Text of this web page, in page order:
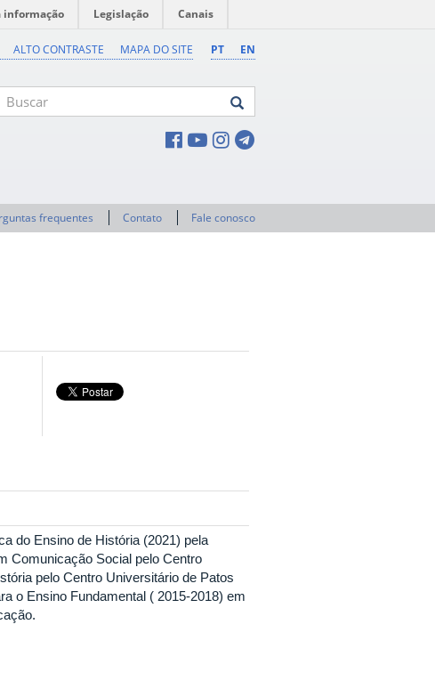
informação Legislação Canais
PT EN
ALTO CONTRASTE MAPA DO SITE
frequentes Contato Fale conosco
do Ensino de História (2021) pela
Comunicação Social pelo Centro
pelo Centro Universitário de Patos
o Ensino Fundamental ( 2015-2018) em